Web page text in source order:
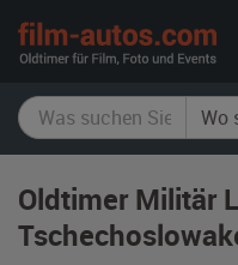
Oldtimer Militär